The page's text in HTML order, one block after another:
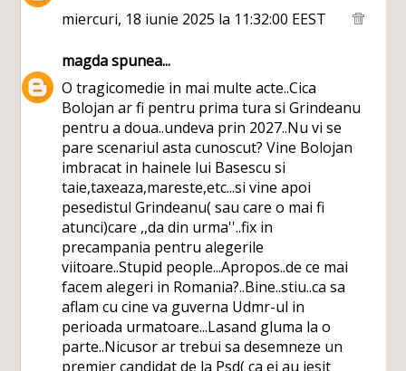
miercuri, 18 iunie 2025 la 11:32:00 EEST
magdaspunea...
O tragicomedie in mai multe acte..Cica
Bolojan ar fi pentru prima tura si Grindeanu
pentru a doua..undeva prin 2027..Nu vi se
pare scenariul asta cunoscut? Vine Bolojan
imbracat in hainele lui Basescu si
taie,taxeaza,mareste,etc...si vine apoi
pesedistul Grindeanu( sau care o mai fi
atunci)care ,,da din urma''..fix in
precampania pentru alegerile
viitoare..Stupid people...Apropos..de ce mai
facem alegeri in Romania?..Bine..stiu..ca sa
aflam cu cine va guverna Udmr-ul in
perioada urmatoare...Lasand gluma la o
parte..Nicusor ar trebui sa desemneze un
premier candidat de la Psd( ca ei au iesit